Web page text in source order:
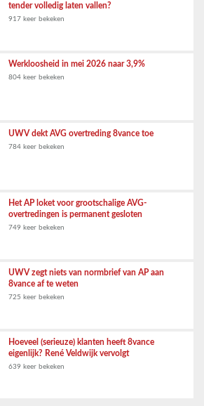
tender volledig laten vallen?
917 keer bekeken
Werkloosheid in mei 2026 naar 3,9%
804 keer bekeken
UWV dekt AVG overtreding 8vance toe
784 keer bekeken
Het AP loket voor grootschalige AVG-
overtredingen is permanent gesloten
749 keer bekeken
UWV zegt niets van normbrief van AP aan
8vance af te weten
725 keer bekeken
Hoeveel (serieuze) klanten heeft 8vance
eigenlijk? René Veldwijk vervolgt
639 keer bekeken